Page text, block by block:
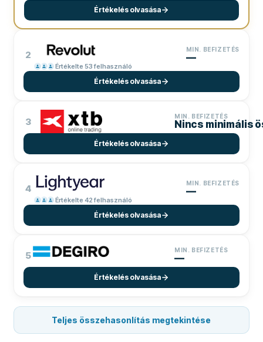
Értékelés olvasása
2
Értékelte 53 felhasználó
MIN. BEFIZETÉS
—
Értékelés olvasása
3 MIN. BEFIZETÉS
Nincs minimális
Értékelés olvasása
4
Értékelte 42 felhasználó
MIN. BEFIZETÉS
—
Értékelés olvasása
5 MIN. BEFIZETÉS
—
Értékelés olvasása
Teljes összehasonlítás megtekintése